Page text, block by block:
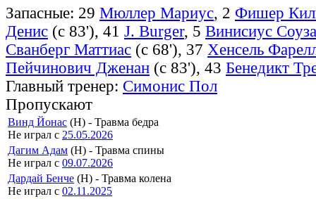
Запасные: 29 Мюллер Мариус, 2 Фишер
Денис (с 83'), 41 J. Burger, 5 Винисиус Соуза
Сванберг Маттиас (с 68'), 37 Хенсель
Пейчинович Дженан (с 83'), 43 Бенедикт
Главный тренер: Симонис Пол
Пропускают
Винд Йонас (Н) - Травма бедра
Не играл с 25.05.2026
Дагим Адам (Н) - Травма спины
Не играл с 09.07.2026
Дардай Бенче (Н) - Травма колена
Не играл с 02.11.2025